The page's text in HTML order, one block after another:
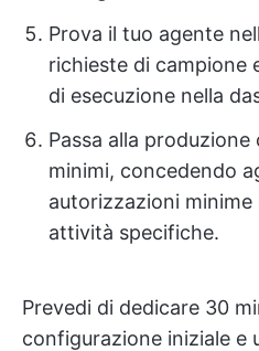
Prova il tuo agente
richieste di campione
di esecuzione nella
Passa alla
minimi, concedendo
autorizzazioni minime
attività specifiche.
Prevedi di dedicare 30
configurazione iniziale e